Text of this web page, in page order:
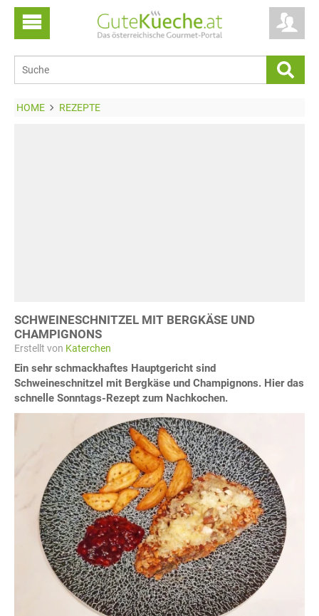
HOME REZEPTE
SCHWEINESCHNITZEL MIT BERGKÄSE UND
CHAMPIGNONS
Erstellt von Katerchen
Ein sehr schmackhaftes Hauptgericht sind
Schweineschnitzel mit Bergkäse und Champignons. Hier das
schnelle Sonntags-Rezept zum Nachkochen.